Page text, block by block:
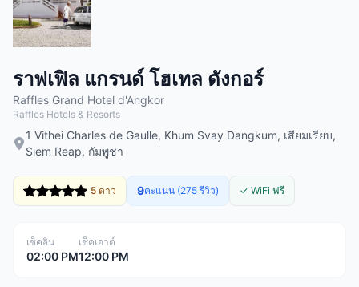
ราฟเฟิล แกรนด์ โฮเทล ดังกอร์
Raffles Grand Hotel d'Angkor
Raffles Hotels & Resorts
1 Vithei Charles de Gaulle, Khum Svay Dangkum, เสียมเรียบ,
Siem Reap, กัมพูชา
5 ดาว 9คะแนน (275 รีวิว) ✓ WiFi ฟรี
เช็คอิน
02:00 PM
เช็คเอาต์
12:00 PM